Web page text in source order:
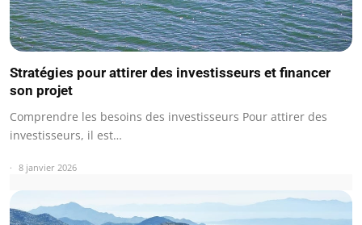
Stratégies pour attirer des investisseurs et financer
son projet
Comprendre les besoins des investisseurs Pour attirer des
investisseurs, il est…
8 janvier 2026